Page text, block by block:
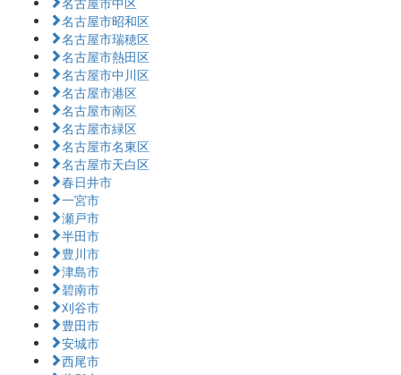
名古屋市昭和区
名古屋市瑞穂区
名古屋市熱田区
名古屋市中川区
名古屋市港区
名古屋市南区
名古屋市緑区
名古屋市名東区
名古屋市天白区
春日井市
一宮市
瀬戸市
半田市
豊川市
津島市
碧南市
刈谷市
豊田市
安城市
西尾市